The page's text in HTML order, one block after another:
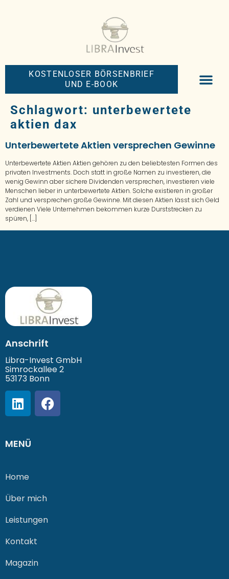
KOSTENLOSER BÖRSENBRIEF
UND E-BOOK
Schlagwort: unterbewertete
aktien dax
Unterbewertete Aktien versprechen Gewinne
Unterbewertete Aktien Aktien gehören zu den beliebtesten Formen des
privaten Investments. Doch statt in große Namen zu investieren, die
wenig Gewinn aber sichere Dividenden versprechen, investieren viele
Menschen lieber in unterbewertete Aktien. Solche existieren in großer
Zahl und versprechen große Gewinne. Mit diesen Aktien lässt sich Geld
verdienen Viele Unternehmen bekommen kurze Durststrecken zu
spüren, […]
Anschrift
Libra-Invest GmbH
Simrockallee 2
53173 Bonn
MENÜ
Home
Über mich
Leistungen
Kontakt
Magazin